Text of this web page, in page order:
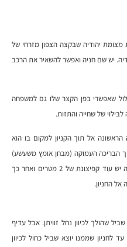
מצומת יהודיה שבקצה הצפון מזרחי של
לחניון יהודיה. יש שם חניה ואפשר להשאיר את הרכב
שאפשרי בפן הקצר שלו גם למשפחה
של שחייה והתזות.
אל תוך הקניון למקום בו הוא
לתוך הבריכה העמוקה (מבחן אומץ משעשע)
או לרדת בחבל. מייד אחרי הבריכה הראשונה יש עוד קפיצונת של 2 מטרים ואחר כך
אל החניון.
שהולך לכיוון נחל זוויתן. אבל עדיף
לחניון שממנו יוצא שביל כחול לכיוון